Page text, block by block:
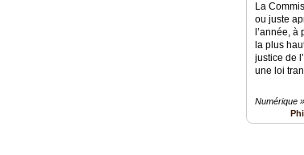
La
ou juste
l’année,
la plus
justice de
une loi
Numérique